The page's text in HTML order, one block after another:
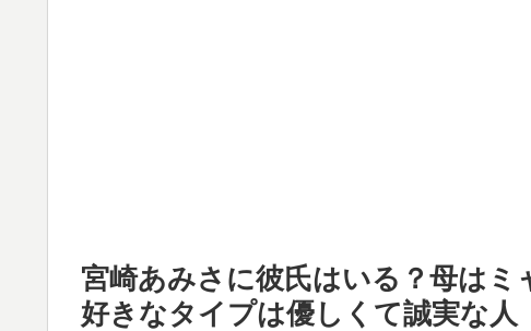
宮崎あみさに彼氏はいる？母はミ
好きなタイプは優しくて誠実な人